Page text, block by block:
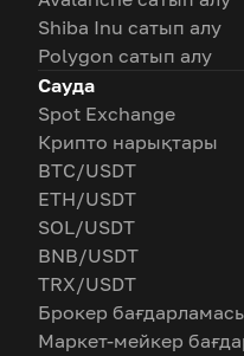
Shiba Inu сатып алу
Polygon сатып алу
Сауда
Spot Exchange
Крипто нарықтары
BTC/USDT
ETH/USDT
SOL/USDT
BNB/USDT
TRX/USDT
Брокер
Маркет-мейкер